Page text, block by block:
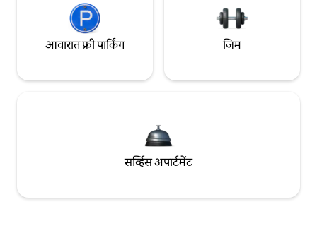
आवारात फ्री पार्किंग जिम
सर्व्हिस अपार्टमेंट